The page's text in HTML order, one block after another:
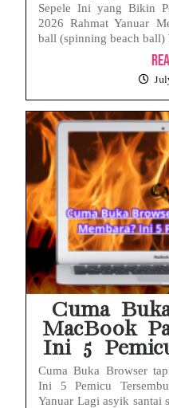
Sepele Ini yang Bikin
2026 Rahmat Yanuar
ball (spinning beach ball)
Cuma
MacBook
Ini 5
Cuma Buka Browser
Ini 5 Pemicu
Yanuar Lagi asyik santai